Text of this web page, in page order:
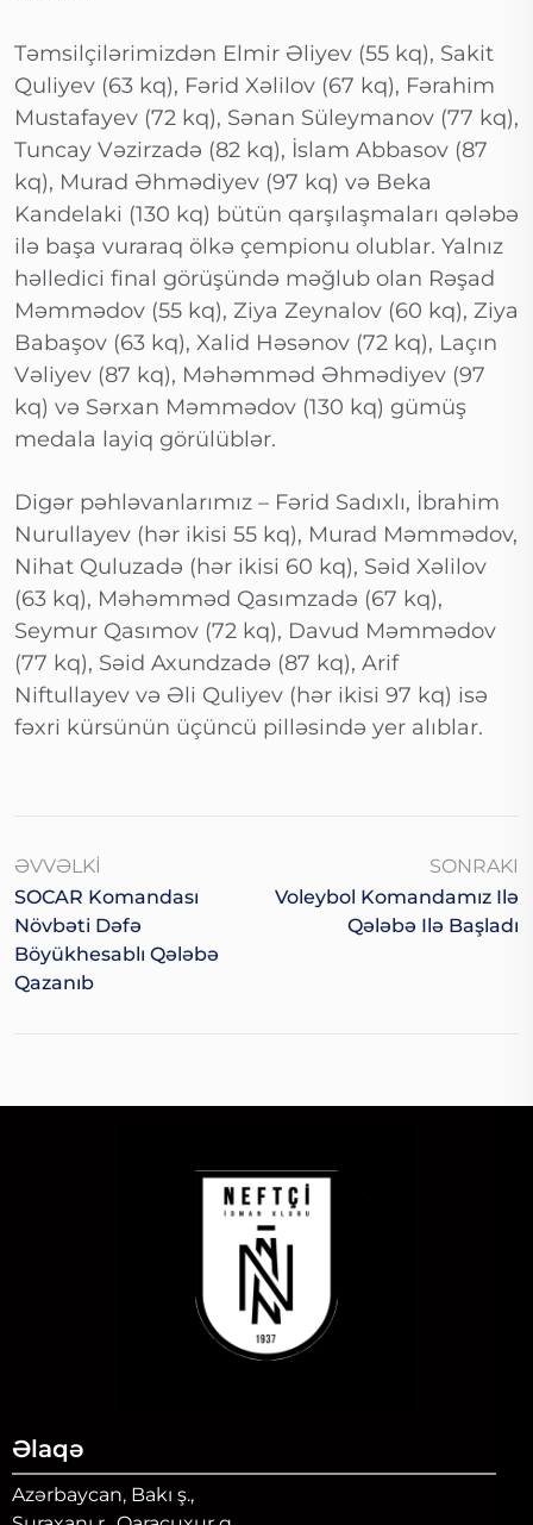
Təmsilçilərimizdən Elmir Əliyev (55 kq), Sakit
Quliyev (63 kq), Fərid Xəlilov (67 kq), Fərahim
Mustafayev (72 kq), Sənan Süleymanov (77 kq),
Tuncay Vəzirzadə (82 kq), İslam Abbasov (87
kq), Murad Əhmədiyev (97 kq) və Beka
Kandelaki (130 kq) bütün qarşılaşmaları qələbə
ilə başa vuraraq ölkə çempionu olublar. Yalnız
həlledici final görüşündə məğlub olan Rəşad
Məmmədov (55 kq), Ziya Zeynalov (60 kq), Ziya
Babaşov (63 kq), Xalid Həsənov (72 kq), Laçın
Vəliyev (87 kq), Məhəmməd Əhmədiyev (97
kq) və Sərxan Məmmədov (130 kq) gümüş
medala layiq görülüblər.
Digər pəhləvanlarımız – Fərid Sadıxlı, İbrahim
Nurullayev (hər ikisi 55 kq), Murad Məmmədov,
Nihat Quluzadə (hər ikisi 60 kq), Səid Xəlilov
(63 kq), Məhəmməd Qasımzadə (67 kq),
Seymur Qasımov (72 kq), Davud Məmmədov
(77 kq), Səid Axundzadə (87 kq), Arif
Niftullayev və Əli Quliyev (hər ikisi 97 kq) isə
fəxri kürsünün üçüncü pilləsində yer alıblar.
ƏVVƏLKI
SOCAR Komandası
Növbəti Dəfə
Böyükhesablı Qələbə
Qazanıb
SONRAKI
Voleybol Komandamız Ilə
Qələbə Ilə Başladı
Əlaqə
Azərbaycan, Bakı ş.,